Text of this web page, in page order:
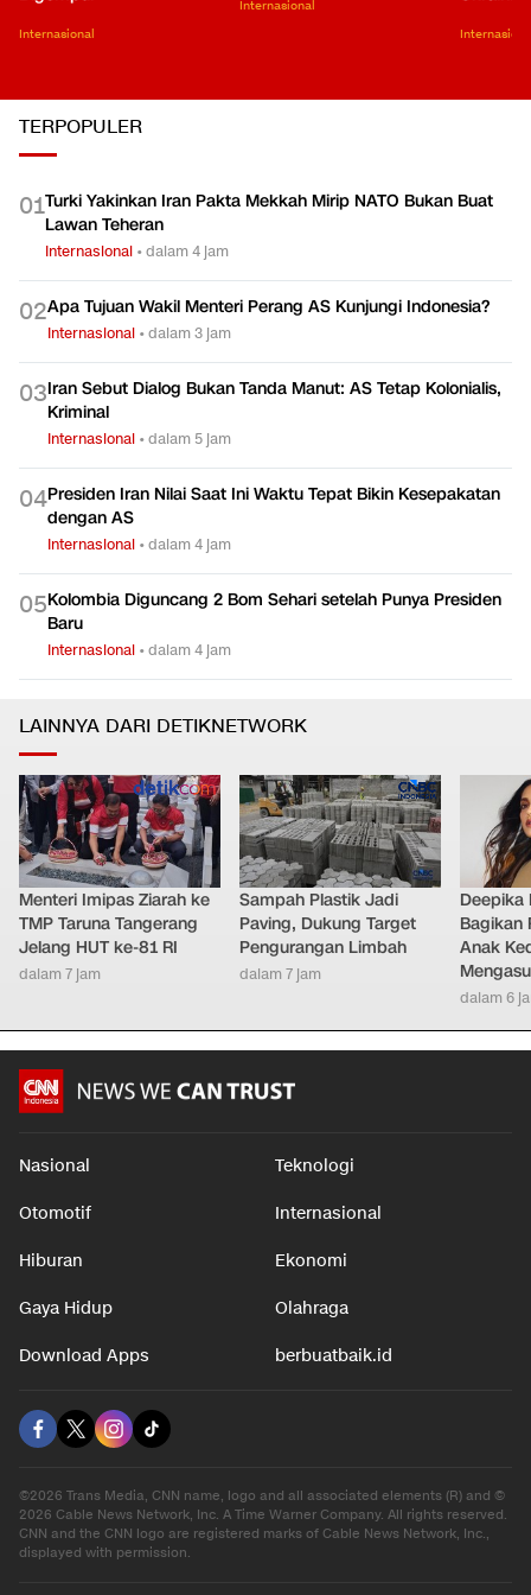
Internasional
Internasional
TERPOPULER
01Turki Yakinkan Iran Pakta Mekkah Mirip NATO Bukan Buat
Lawan Teheran
Internasional •dalam 4 jam
02Apa Tujuan Wakil Menteri Perang AS Kunjungi Indonesia?
Internasional •dalam 3 jam
03Iran Sebut Dialog Bukan Tanda Manut: AS Tetap Kolonialis,
Kriminal
Internasional •dalam 5 jam
04Presiden Iran Nilai Saat Ini Waktu Tepat Bikin Kesepakatan
dengan AS
Internasional •dalam 4 jam
05Kolombia Diguncang 2 Bom Sehari setelah Punya Presiden
Baru
Internasional •dalam 4 jam
LAINNYA DARI DETIKNETWORK
Menteri Imipas Ziarah ke
TMP Taruna Tangerang
Jelang HUT ke-81 RI
dalam 7 jam
Sampah Plastik Jadi
Paving, Dukung Target
Pengurangan Limbah
dalam 7 jam
Deepika
Bagikan
Anak
dalam 6
Nasional Teknologi
Otomotif Internasional
Hiburan Ekonomi
Gaya Hidup Olahraga
Download Apps berbuatbaik.id
©2026 Trans Media, CNN name, logo and all associated elements (R) and ©
2026 Cable News Network, Inc. A Time Warner Company. All rights reserved.
CNN and the CNN logo are registered marks of Cable News Network, Inc.,
displayed with permission.